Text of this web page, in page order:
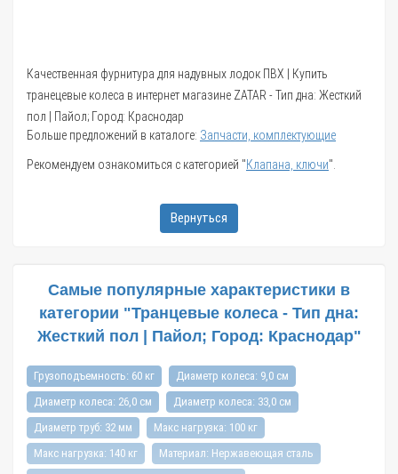
Качественная фурнитура для надувных лодок ПВХ | Купить
транецевые колеса в интернет магазине ZATAR - Тип дна: Жесткий
пол | Пайол; Город: Краснодар
Больше предложений в каталоге: Запчасти, комплектующие
Рекомендуем ознакомиться с категорией "Клапана, ключи".
Вернуться
Самые популярные характеристики в
категории "Транцевые колеса - Тип дна:
Жесткий пол | Пайол; Город: Краснодар"
Грузоподъемность: 60 кг
Диаметр колеса: 9,0 см
Диаметр колеса: 26,0 см
Диаметр колеса: 33,0 см
Диаметр труб: 32 мм
Макс нагрузка: 100 кг
Макс нагрузка: 140 кг
Материал: Нержавеющая сталь